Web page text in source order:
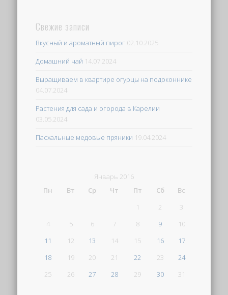
Свежие записи
Вкусный и ароматный пирог 02.10.2025
Домашний чай 14.07.2024
Выращиваем в квартире огурцы на подоконнике
04.07.2024
Растения для сада и огорода в Карелии
03.05.2024
Пасхальные медовые пряники 19.04.2024
Январь 2016
Пн
Вт Ср Чт Пт Сб
Вс
1
2
3
4
5 6 7 8 9
10
11
12 13 14 15 16
17
18
19 20 21 22 23
24
25
26 27 28 29 30 31